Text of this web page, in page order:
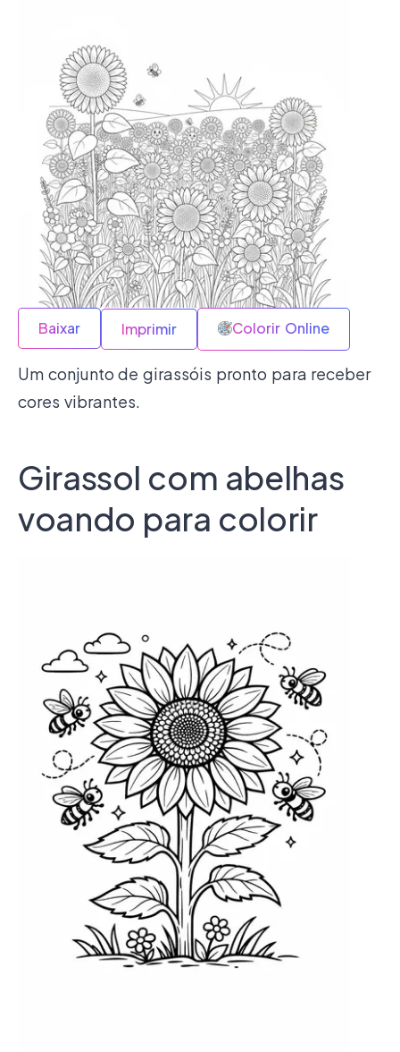
Baixar Imprimir Colorir Online
Um conjunto de girassóis pronto para receber
cores vibrantes.
Girassol com abelhas
voando para colorir